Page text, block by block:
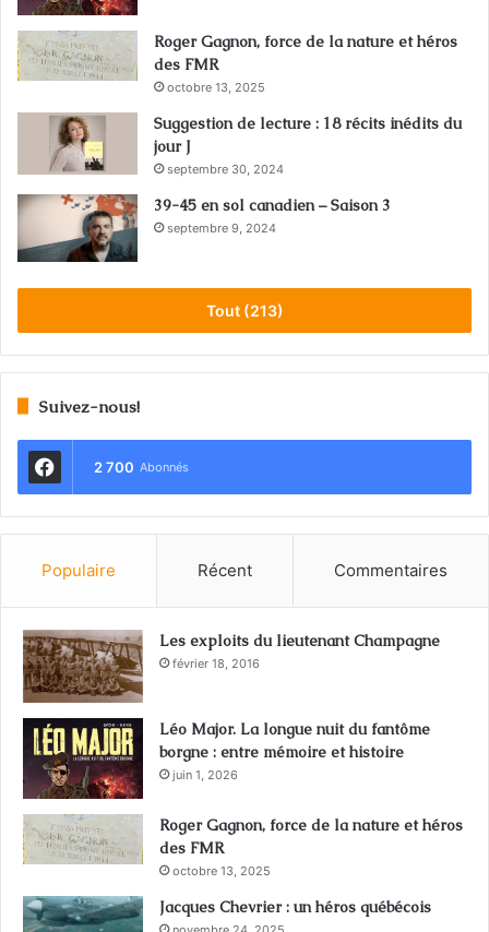
Roger Gagnon, force de la nature et héros
des FMR
octobre 13, 2025
Suggestion de lecture : 18 récits inédits du
jour J
septembre 30, 2024
39-45 en sol canadien – Saison 3
septembre 9, 2024
Tout (213)
Suivez-nous!
2 700 Abonnés
Populaire Récent Commentaires
Les exploits du lieutenant Champagne
février 18, 2016
Léo Major. La longue nuit du fantôme
borgne : entre mémoire et histoire
juin 1, 2026
Roger Gagnon, force de la nature et héros
des FMR
octobre 13, 2025
Jacques Chevrier : un héros québécois